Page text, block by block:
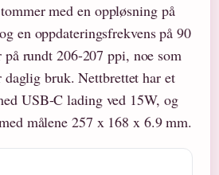
med en oppløsning på
en oppdateringsfrekvens på 90
rundt 206-207 ppi, noe som
bruk. Nettbrettet har et
USB-C lading ved 15W, og
målene 257 x 168 x 6.9 mm.